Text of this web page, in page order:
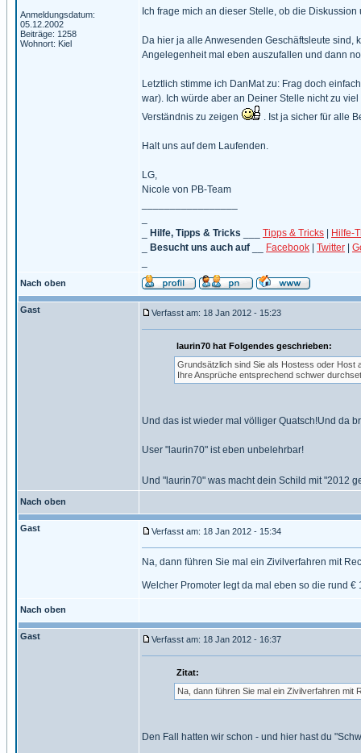
Anmeldungsdatum:
05.12.2002
Beiträge: 1258
Wohnort: Kiel
Ich frage mich an dieser Stelle, ob die
Da hier ja alle Anwesenden Geschäftsleute
Angelegenheit mal eben auszufallen und dann
Letztlich stimme ich DanMat zu: Frag doch
war). Ich würde aber an Deiner Stelle nicht zu
Verständnis zu zeigen
. Ist ja sicher für alle
Halt uns auf dem Laufenden.
LG,
Nicole von PB-Team
Hilfe, Tipps & Tricks Tipps & Tricks
Hilfe-
Besucht uns auch auf Facebook Twitter
Nach oben
Gast Verfasst am: 18 Jan 2012 - 15:23
laurin70 hat Folgendes geschrieben:
Grundsätzlich sind Sie als Hostess oder Host
Ihre Ansprüche entsprechend schwer
Und das ist wieder mal völliger Quatsch!Und da
User "laurin70" ist eben unbelehrbar!
Und "laurin70" was macht dein Schild mit "2012
Nach oben
Gast Verfasst am: 18 Jan 2012 - 15:34
Na, dann führen Sie mal ein Zivilverfahren mit
Welcher Promoter legt da mal eben so die rund
Nach oben
Gast Verfasst am: 18 Jan 2012 - 16:37
Zitat:
Na, dann führen Sie mal ein Zivilverfahren
Den Fall hatten wir schon - und hier hast du